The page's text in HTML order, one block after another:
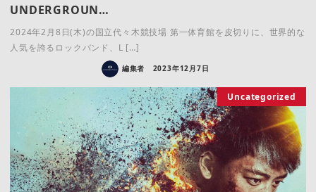
UNDERGROUN…
2024年2月8日(木)の国立代々木競技場 第一体育館を皮切りに、世界的な
人気を誇るロックバンド、L […]
編集者 2023年12月7日
Uncategorized